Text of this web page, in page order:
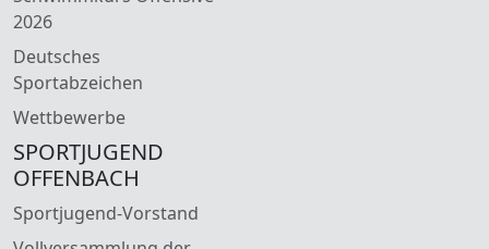
2026
Deutsches
Sportabzeichen
Wettbewerbe
SPORTJUGEND
OFFENBACH
Sportjugend-Vorstand